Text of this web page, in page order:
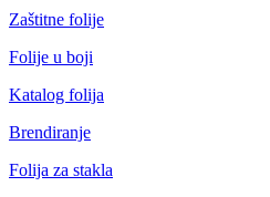
Zaštitne folije
Folije u boji
Katalog folija
Brendiranje
Folija za stakla